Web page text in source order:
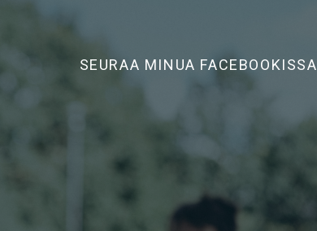
SEURAA MINUA FACEBOOKISSA